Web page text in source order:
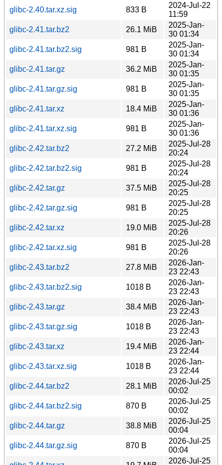
glibc-2.40.tar.xz.sig
833 B
2024-Jul-22
11:59
glibc-2.41.tar.bz2
26.1 MiB
2025-Jan-
30 01:34
glibc-2.41.tar.bz2.sig
981 B
2025-Jan-
30 01:34
glibc-2.41.tar.gz
36.2 MiB
2025-Jan-
30 01:35
glibc-2.41.tar.gz.sig
981 B
2025-Jan-
30 01:35
glibc-2.41.tar.xz
18.4 MiB
2025-Jan-
30 01:36
glibc-2.41.tar.xz.sig
981 B
2025-Jan-
30 01:36
glibc-2.42.tar.bz2
27.2 MiB
2025-Jul-28
20:24
glibc-2.42.tar.bz2.sig
981 B
2025-Jul-28
20:24
glibc-2.42.tar.gz
37.5 MiB
2025-Jul-28
20:25
glibc-2.42.tar.gz.sig
981 B
2025-Jul-28
20:25
glibc-2.42.tar.xz
19.0 MiB
2025-Jul-28
20:26
glibc-2.42.tar.xz.sig
981 B
2025-Jul-28
20:26
glibc-2.43.tar.bz2
27.8 MiB
2026-Jan-
23 22:43
glibc-2.43.tar.bz2.sig
1018 B
2026-Jan-
23 22:43
glibc-2.43.tar.gz
38.4 MiB
2026-Jan-
23 22:43
glibc-2.43.tar.gz.sig
1018 B
2026-Jan-
23 22:43
glibc-2.43.tar.xz
19.4 MiB
2026-Jan-
23 22:44
glibc-2.43.tar.xz.sig
1018 B
2026-Jan-
23 22:44
glibc-2.44.tar.bz2
28.1 MiB
2026-Jul-25
00:02
glibc-2.44.tar.bz2.sig
870 B
2026-Jul-25
00:02
glibc-2.44.tar.gz
38.8 MiB
2026-Jul-25
00:04
glibc-2.44.tar.gz.sig
870 B
2026-Jul-25
00:04
2026-Jul-25